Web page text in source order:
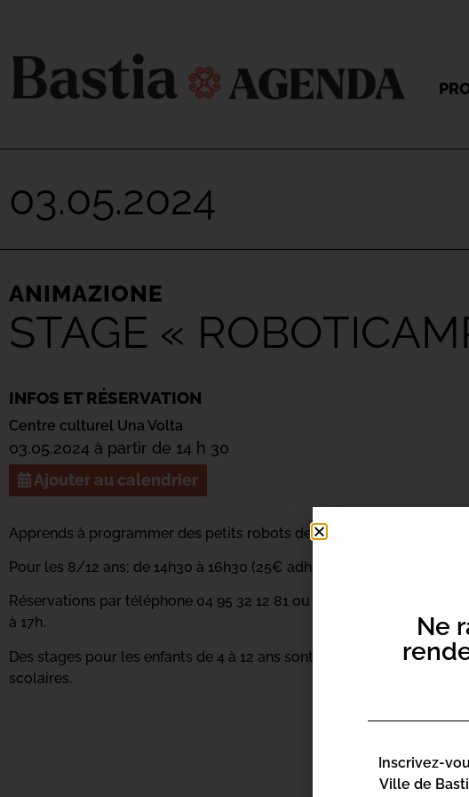
03.05.2024
ANIMAZIONE
STAGE «
INFOS ET RÉSERVATION
Centre culturel Una Volta
03.05.2024 à partir de 14 h 30
Ajouter au calendrier
Apprends à programmer des petits robots de façon innovante et
Pour les 8/12 ans; de 14h30 à 16h30 (25€ adh/40€ non adh) Salle 104
Réservations par téléphone 04 95 32 12 81 ou sur place à l’accueil
à 17h.
Des stages pour les enfants de 4 à 12 ans sont organisés à Una
scolaires.
Ne
Inscrivez-
Ville de